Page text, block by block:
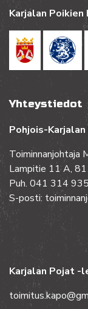
Karjalan Poikien
Yhteystiedot
Pohjois-
Toiminnanjohtaja
Lampitie 11 A,
Puh. 041 314
S-posti:
Karjalan Pojat -